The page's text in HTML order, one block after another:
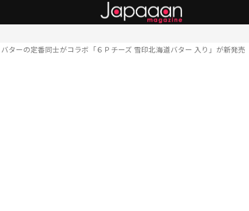
ターの定番同士がコラボ「６Ｐチーズ 雪印北海道バター 入り」が新発売